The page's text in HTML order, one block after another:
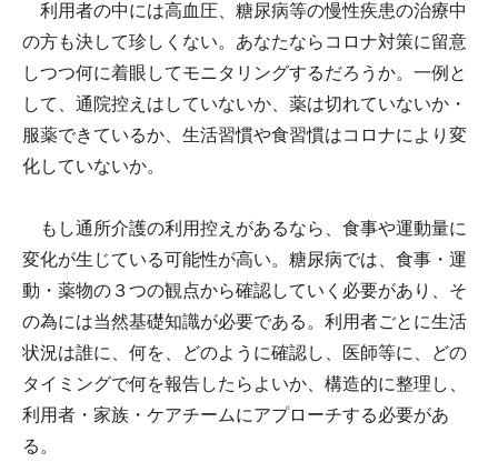
利用者の中には高血圧、糖尿病等の慢性疾患の治療中
の方も決して珍しくない。あなたならコロナ対策に留意
しつつ何に着眼してモニタリングするだろうか。一例と
して、通院控えはしていないか、薬は切れていないか・
服薬できているか、生活習慣や食習慣はコロナにより変
化していないか。
もし通所介護の利用控えがあるなら、食事や運動量に
変化が生じている可能性が高い。糖尿病では、食事・運
動・薬物の３つの観点から確認していく必要があり、そ
の為には当然基礎知識が必要である。利用者ごとに生活
状況は誰に、何を、どのように確認し、医師等に、どの
タイミングで何を報告したらよいか、構造的に整理し、
利用者・家族・ケアチームにアプローチする必要があ
る。